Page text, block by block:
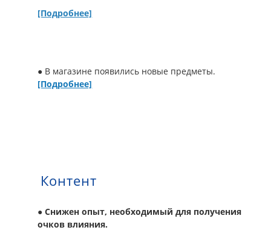
[Подробнее]
● В магазине появились новые предметы.
[Подробнее]
Контент
●Снижен опыт, необходимый для получения
очков влияния.